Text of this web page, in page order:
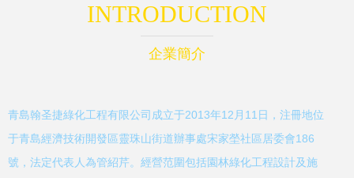
INTRODUCTION
企業簡介
青島翰圣捷綠化工程有限公司成立于2013年12月11日，注冊地位
于青島經濟技術開發區靈珠山街道辦事處宋家塋社區居委會186
號，法定代表人為管紹芹。經營范圍包括園林綠化工程設計及施